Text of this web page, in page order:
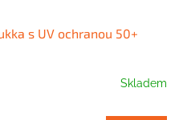
s UV ochranou 50+
Skladem